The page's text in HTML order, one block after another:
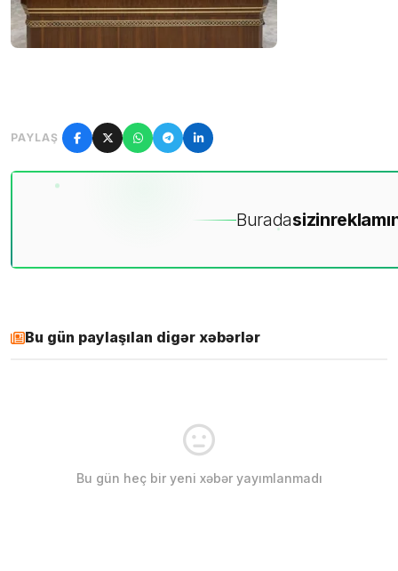
PAYLAŞ
Buradasizin
Bu gün paylaşılan digər xəbərlər
Bu gün heç bir yeni xəbər yayımlanmadı